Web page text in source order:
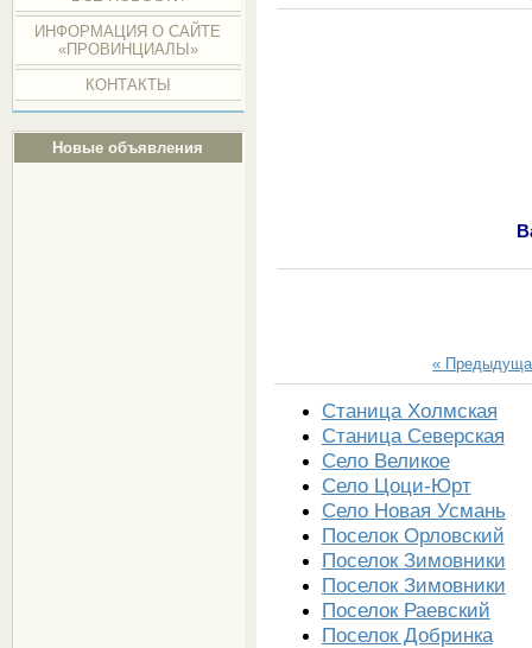
ИНФОРМАЦИЯ О САЙТЕ
«ПРОВИНЦИАЛЫ»
КОНТАКТЫ
Новые объявления
«
Станица Холмская
Станица Северская
Село Великое
Село Цоци-Юрт
Село Новая Усмань
Поселок Орловский
Поселок Зимовники
Поселок Зимовники
Поселок Раевский
Поселок Добринка